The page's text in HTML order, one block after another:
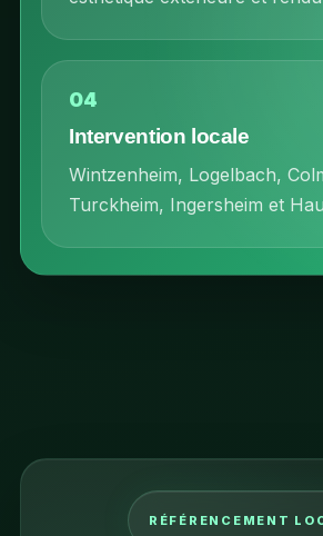
04
Intervention locale
Wintzenheim, Logelbach,
Turckheim, Ingersheim et
RÉFÉRENCEMENT